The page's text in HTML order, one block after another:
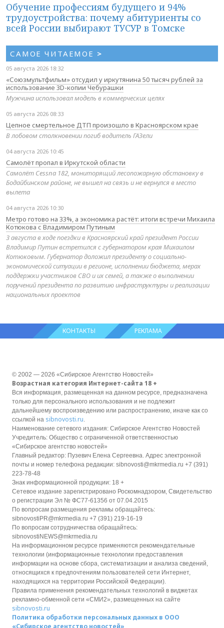
Обучение профессиям будущего и 94%
трудоустройства: почему абитуриенты со
всей России выбирают ТУСУР в Томске
САМОЕ ЧИТАЕМОЕ >
05 августа 2026 18:32
«Союзмультфильм» отсудил у иркутянина 50 тысяч рублей за
использование 3D-копии Чебурашки
Мужчина использовал модель в коммерческих целях
05 августа 2026 08:33
Цепное смертельное ДТП произошло в Красноярском крае
В лобовом столкновении погиб водитель ГАЗели
04 августа 2026 10:45
Самолёт пропал в Иркутской области
Самолёт Cessna 182, мониторящий лесопожарную обстановку в
Бодайбинском районе, не вышел на связь и не вернулся в место
вылета
04 августа 2026 10:30
Метро готово на 33%, а экономика растёт: итоги встречи Михаила
Котюкова с Владимиром Путиным
3 августа в ходе поездки в Красноярский край президент России
Владимир Путин встретился с губернатором края Михаилом
Котюковым. Губернатор доложил президенту о социально-
экономической ситуации в регионе, исполнении бюджета, мерах
поддержки участников СВО и их семей, а также о выполнении
поручений президента по развитию инфраструктуры и реализации
национальных проектов
КОНТАКТЫ РЕКЛАМА
© 2002 — 2026 «Сибирское Агентство Новостей»
Возрастная категория Интернет-сайта 18 +
Вся информация, размещенная на данном ресурсе, предназначена
только для персонального использования и не подлежит
дальнейшему воспроизведению или распространению, иначе как со
ссылкой на sibnovosti.ru.
Наименование сетевого издания: Сибирское Агентство Новостей
Учредитель: Общество с ограниченной ответственностью
«Сибирское агентство новостей»
Главный редактор: Пузевич Елена Сергеевна. Адрес электронной
почты и номер телефона редакции: sibnovosti@mkrmedia.ru +7 (391)
223-78-48
Знак информационной продукции: 18 +
Сетевое издание зарегистрировано Роскомнадзором, Свидетельство
о регистрации Эл № ФС77-61356 от 07.04.2015
По вопросам размещения рекламы обращайтесь:
sibnovostiPR@mkrmedia.ru +7 (391) 219-16-19
По вопросам сотрудничества обращайтесь:
sibnovostiNEWS@mkrmedia.ru
На информационном ресурсе применяются рекомендательные
технологии (информационные технологии предоставления
информации на основе сбора, систематизации и анализа сведений,
относящихся к предпочтениям пользователей сети Интернет,
находящихся на территории Российской Федерации).
Правила применения рекомендательных технологий в виджетах
рекламно-обменной сети «СМИ2», размещенных на сайте
sibnovosti.ru
Политика обработки персональных данных в ООО
«Сибирское агентство новостей»